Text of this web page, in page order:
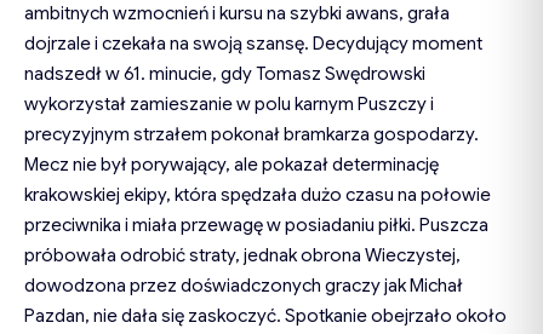
ambitnych wzmocnień i kursu na szybki awans, grała
dojrzale i czekała na swoją szansę. Decydujący moment
nadszedł w 61. minucie, gdy Tomasz Swędrowski
wykorzystał zamieszanie w polu karnym Puszczy i
precyzyjnym strzałem pokonał bramkarza gospodarzy.
Mecz nie był porywający, ale pokazał determinację
krakowskiej ekipy, która spędzała dużo czasu na połowie
przeciwnika i miała przewagę w posiadaniu piłki. Puszcza
próbowała odrobić straty, jednak obrona Wieczystej,
dowodzona przez doświadczonych graczy jak Michał
Pazdan, nie dała się zaskoczyć. Spotkanie obejrzało około